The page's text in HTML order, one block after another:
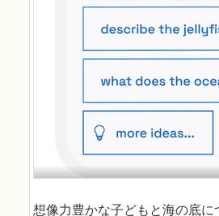
想像力豊かな子どもと海の底